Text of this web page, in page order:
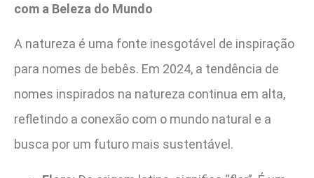
com a Beleza do Mundo
A natureza é uma fonte inesgotável de inspiração
para nomes de bebês. Em 2024, a tendência de
nomes inspirados na natureza continua em alta,
refletindo a conexão com o mundo natural e a
busca por um futuro mais sustentável.